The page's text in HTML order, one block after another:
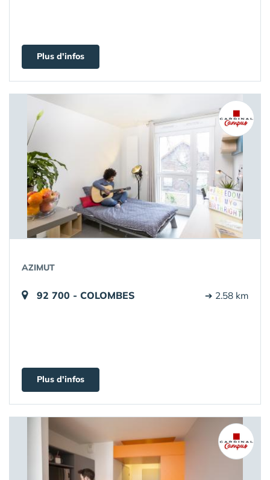
Plus d'infos
AZIMUT
92 700 - COLOMBES ➔ 2.58 km
Plus d'infos